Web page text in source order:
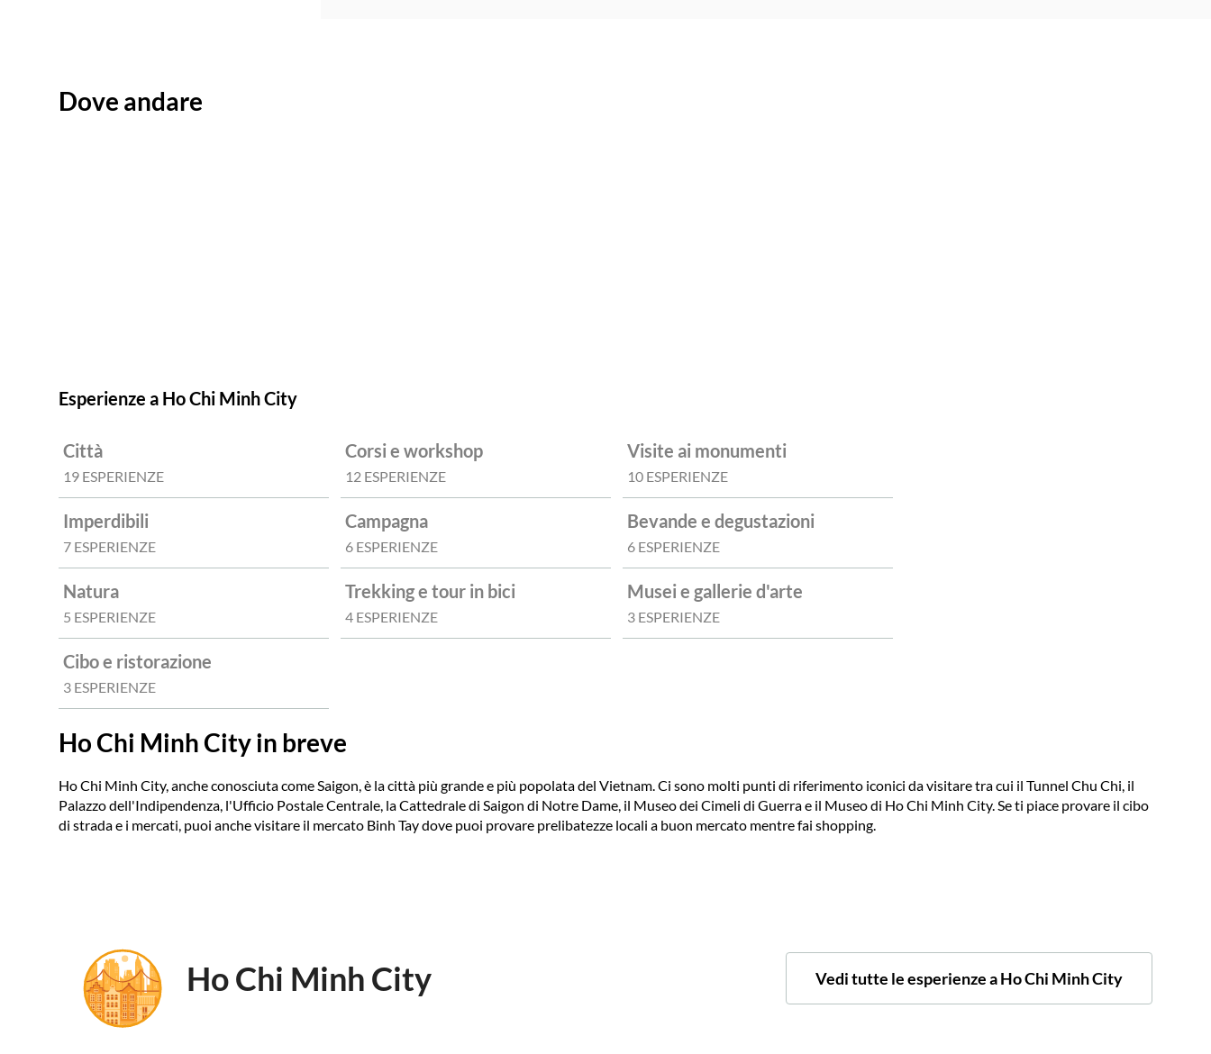
Dove andare
Esperienze a Ho Chi Minh City
Città
19 ESPERIENZE
Corsi e workshop
12 ESPERIENZE
Visite ai monumenti
10 ESPERIENZE
Imperdibili
7 ESPERIENZE
Campagna
6 ESPERIENZE
Bevande e degustazioni
6 ESPERIENZE
Natura
5 ESPERIENZE
Trekking e tour in bici
4 ESPERIENZE
Musei e gallerie d'arte
3 ESPERIENZE
Cibo e ristorazione
3 ESPERIENZE
Ho Chi Minh City in breve
Ho Chi Minh City, anche conosciuta come Saigon, è la città più grande e più popolata del Vietnam. Ci sono molti punti di riferimento iconici da visitare tra cui il Tunnel Chu Chi, il
Palazzo dell'Indipendenza, l'Ufficio Postale Centrale, la Cattedrale di Saigon di Notre Dame, il Museo dei Cimeli di Guerra e il Museo di Ho Chi Minh City. Se ti piace provare il cibo
di strada e i mercati, puoi anche visitare il mercato Binh Tay dove puoi provare prelibatezze locali a buon mercato mentre fai shopping.
Ho Chi Minh City Vedi tutte le esperienze a Ho Chi Minh City